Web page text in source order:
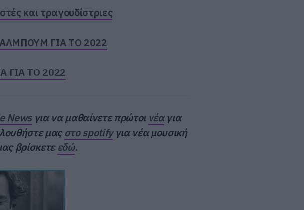
και τραγουδίστριες
ΓΙΑ ΤΟ 2022
ΓΙΑ ΤΟ 2022
Newsγια να μαθαίνετε πρώτοι νέαγια
μαςστο spotifyγια νέα μουσική
βρίσκετεεδώ.